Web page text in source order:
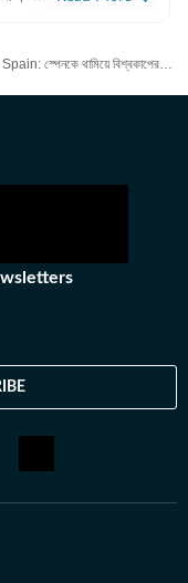
আকাশবাণীতে রেডিও
খেলাধুলো, ইতিহাসে
স্নাতকোত্তর ডিগ্রি
ভোজিনহা, কেপ ভার্দের ৪০ বছরের এই 'তরুণ' গোলকিপার কে?